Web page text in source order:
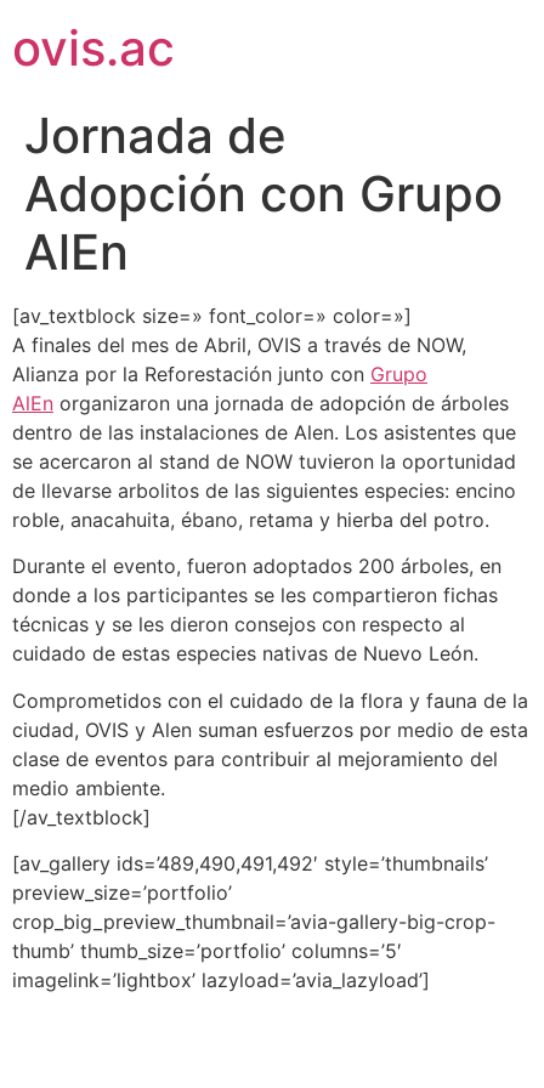
ovis.ac
Jornada de
Adopción con Grupo
AlEn
[av_textblock size=» font_color=» color=»]
A finales del mes de Abril, OVIS a través de NOW,
Alianza por la Reforestación junto con Grupo
AlEn organizaron una jornada de adopción de árboles
dentro de las instalaciones de Alen. Los asistentes que
se acercaron al stand de NOW tuvieron la oportunidad
de llevarse arbolitos de las siguientes especies: encino
roble, anacahuita, ébano, retama y hierba del potro.
Durante el evento, fueron adoptados 200 árboles, en
donde a los participantes se les compartieron fichas
técnicas y se les dieron consejos con respecto al
cuidado de estas especies nativas de Nuevo León.
Comprometidos con el cuidado de la flora y fauna de la
ciudad, OVIS y Alen suman esfuerzos por medio de esta
clase de eventos para contribuir al mejoramiento del
medio ambiente.
[/av_textblock]
[av_gallery ids=’489,490,491,492′ style=’thumbnails’
preview_size=’portfolio’
crop_big_preview_thumbnail=’avia-gallery-big-crop-
thumb’ thumb_size=’portfolio’ columns=’5′
imagelink=’lightbox’ lazyload=’avia_lazyload’]